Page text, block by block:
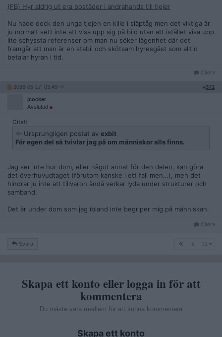
(FB) Hyr aldrig ut era bostäder i andrahands till tjejer
Nu hade dock den unga tjejen en kille i släptåg men det viktiga är
ju normalt sett inte att visa upp sig på bild utan att istället visa upp
lite schyssta referenser om man nu söker lägenhet där det
framgår att man är en stabil och skötsam hyresgäst som alltid
betalar hyran i tid.
Citera
2026-05-17, 03:49 #371
jcocker
Avslutad
Citat:
Ursprungligen postat av exbit
För egen del så tvivlar jag på om människor alls finns.
Jag ser inte hur dom, eller något annat för den delen, kan göra
det överhuvudtaget (förutom kanske i ett fall men…), men det
hindrar ju inte att tillvaron ändå verkar lyda under strukturer och
samband.
Det är under dom som jag ibland inte begriper mig på människan.
Citera
Svara 31
Skapa ett konto eller logga in för att
kommentera
Du måste vara medlem för att kunna kommentera
Skapa ett konto